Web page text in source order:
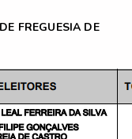
FREGUESIA DE